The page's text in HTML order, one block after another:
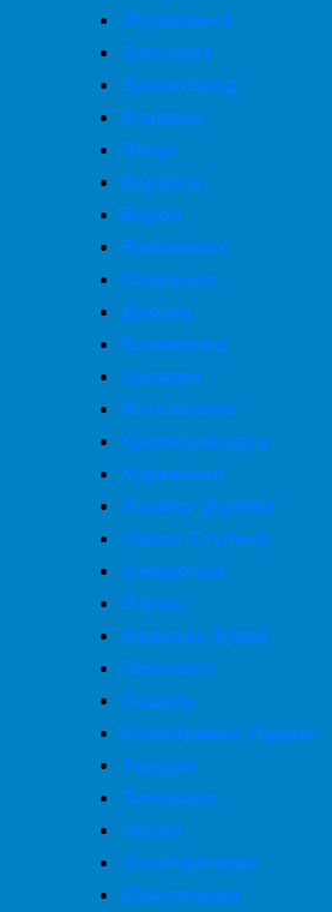
Жуковский
Златоуст
Звенигород
Агидель
Янаул
Боровск
Верея
Высоковск
Голицыно
Дрезна
Калининец
Калязин
Котельники
Краснозаводск
Куровское
Ликино-Дулёво
Новое Ступино
Ожерелье
Озёры
Орехово Зуево
Пересвет
Рошаль
Серебряные Пруды
Талдом
Томилино
Чехов
Электрогорск
Юбилейный